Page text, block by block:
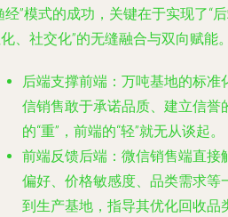
经”模式的成功，关键在于实现了“
、社交化”的无缝融合与双向赋能。
后端支撑前端 ：万吨基地的标
信销售敢于承诺品质、建立信誉
的“重”，前端的“轻”就无从谈起。
前端反馈后端 ：微信销售端直
偏好、价格敏感度、品类需求等
到生产基地，指导其优化回收品